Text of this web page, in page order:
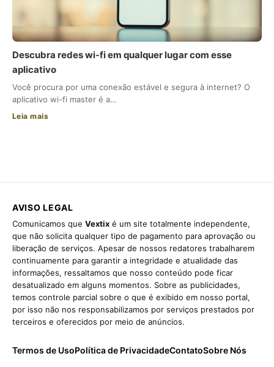
Descubra redes wi-fi em qualquer lugar com esse
aplicativo
Você procura por uma conexão estável e segura à internet? O
aplicativo wi-fi master é a…
Leia mais
AVISO LEGAL
Comunicamos que Vextix é um site totalmente independente,
que não solicita qualquer tipo de pagamento para aprovação ou
liberação de serviços. Apesar de nossos redatores trabalharem
continuamente para garantir a integridade e atualidade das
informações, ressaltamos que nosso conteúdo pode ficar
desatualizado em alguns momentos. Sobre as publicidades,
temos controle parcial sobre o que é exibido em nosso portal,
por isso não nos responsabilizamos por serviços prestados por
terceiros e oferecidos por meio de anúncios.
Termos de UsoPolítica de PrivacidadeContatoSobre Nós